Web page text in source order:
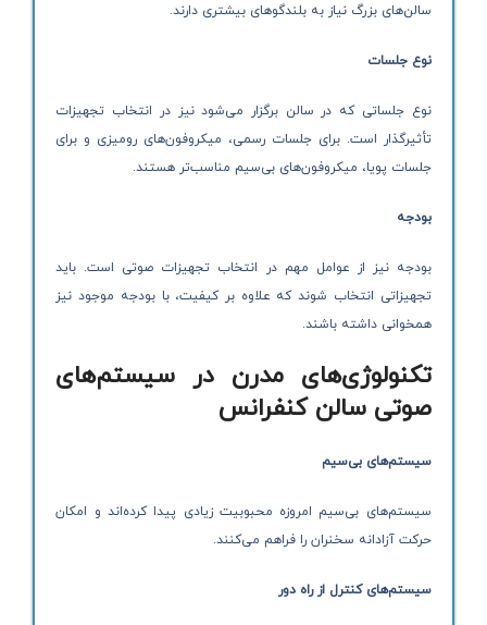
سالن‌های بزرگ نیاز به بلندگوهای بیشتری دارند.
نوع جلسات
نوع جلساتی که در سالن برگزار می‌شود نیز در انتخاب تجهیزات
تأثیرگذار است. برای جلسات رسمی، میکروفون‌های رومیزی و برای
جلسات پویا، میکروفون‌های بی‌سیم مناسب‌تر هستند.
بودجه
بودجه نیز از عوامل مهم در انتخاب تجهیزات صوتی است. باید
تجهیزاتی انتخاب شوند که علاوه بر کیفیت، با بودجه موجود نیز
همخوانی داشته باشند.
تکنولوژی‌های مدرن در سیستم‌های
صوتی سالن کنفرانس
سیستم‌های بی‌سیم
سیستم‌های بی‌سیم امروزه محبوبیت زیادی پیدا کرده‌اند و امکان
حرکت آزادانه سخنران را فراهم می‌کنند.
سیستم‌های کنترل از راه دور